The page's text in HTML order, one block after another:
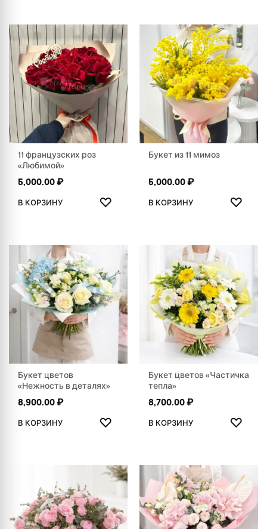
11 французских роз
«Любимой»
5,000.00₽
В КОРЗИНУ ♡
ДОБАВИТЬ В ИЗБРАННОЕ
Букет из 11 мимоз
5,000.00₽
В КОРЗИНУ ♡
Букет цветов
«Нежность в деталях»
8,900.00₽
В КОРЗИНУ ♡
ДОБАВИТЬ В ИЗБРАННОЕ
Букет цветов «Частичка
тепла»
8,700.00₽
В КОРЗИНУ ♡